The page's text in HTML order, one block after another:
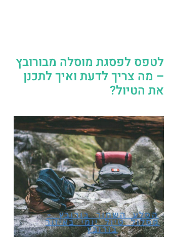
לטפס לפסגת מוסלה מבורובץ
– מה צריך לדעת ואיך לתכנן
את הטיול?